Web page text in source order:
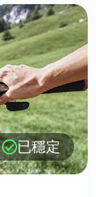
已穩定